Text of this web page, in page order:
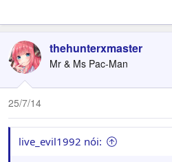
thehunterxmaster
Mr & Ms Pac-Man
25/7/14
live_evil1992 nói: